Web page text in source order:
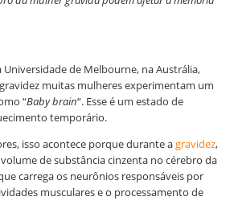
Universidade de Melbourne, na Austrália,
muitas mulheres experimentam um
“Baby brain“. Esse é um estado de
temporário.
isso acontece porque durante agravidez,
de substância cinzenta no cérebro da
carrega os neurônios responsáveis por
musculares e o processamento de